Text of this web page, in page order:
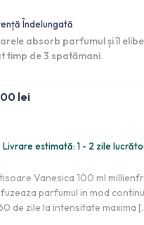
Îndelungată
absorb parfumul și îl
timp de 3 spatămani.
lei
Livrare estimată: 1 - 2 zile
Vanesica 100 ml
parfumul in mod
de zile la intensitate maxima